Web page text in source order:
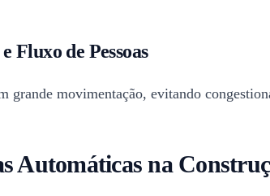
Fluxo de Pessoas
grande movimentação, evitando
Automáticas na